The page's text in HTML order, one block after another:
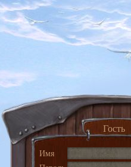
Гость
Имя